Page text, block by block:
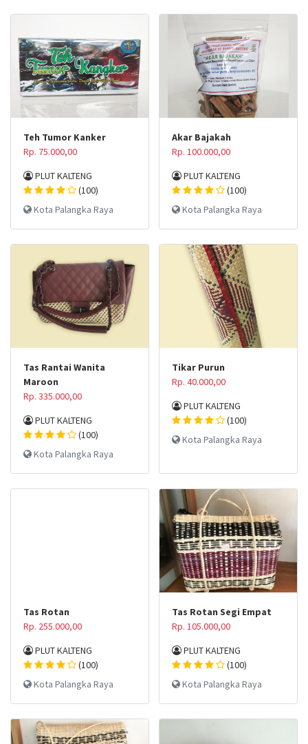
Teh Tumor Kanker
Rp. 75.000,00
PLUT KALTENG
(100)
Kota Palangka Raya
Akar Bajakah
Rp. 100.000,00
PLUT KALTENG
(100)
Kota Palangka Raya
Tas Rantai Wanita
Maroon
Rp. 335.000,00
PLUT KALTENG
(100)
Kota Palangka Raya
Tikar Purun
Rp. 40.000,00
PLUT KALTENG
(100)
Kota Palangka Raya
Tas Rotan
Rp. 255.000,00
PLUT KALTENG
(100)
Kota Palangka Raya
Tas Rotan Segi Empat
Rp. 105.000,00
PLUT KALTENG
(100)
Kota Palangka Raya